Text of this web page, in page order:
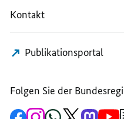
Kontakt
Publikationsportal
Folgen Sie der
Zur ZumZum ZumZum